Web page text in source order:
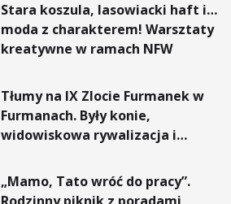
Stara koszula, lasowiacki haft i…
moda z charakterem! Warsztaty
kreatywne w ramach NFW
Tłumy na IX Zlocie Furmanek w
Furmanach. Były konie,
widowiskowa rywalizacja i
„Mamo, Tato wróć do pracy”.